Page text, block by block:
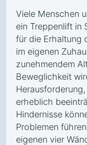
Viele Menschen
ein Treppenlift in
für die Erhaltung
im eigenen
zunehmendem
Beweglichkeit
erheblich
Hindernisse
Problemen
eigenen vier